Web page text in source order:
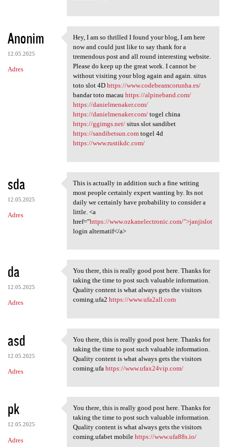
Anonim
12.05.2025
Adres
Hey, I am so thrilled I found
Hey, I am so thrilled I found your blog, I am here
now and could just like to say thank for a
tremendous post and all round interesting website.
Please do keep up the great work. I cannot be
without visiting your blog again and again. situs
toto slot 4D https://www.codebeamcorunha.es/
bandar toto macau https://alpineband.com/
https://danielmenaker.com/
https://danielmenaker.com/togel china
https://ggimgs.net/situs slot sandibet
https://sandibetsun.comtogel 4d
https://www.rustikdc.com/
sda
12.05.2025
Adres
This is actually in addition
This is actually in addition such a fine writing
most people certainly expert wanting by. Its not
daily we certainly have probability to consider a
little. <a
href="https://www.ozkanelectronic.com/">janjislot
login alternatif</a>
da
12.05.2025
Adres
You there, this is really
You there, this is really good post here. Thanks for
taking the time to post such valuable information.
Quality content is what always gets the visitors
coming.ufa2 https://www.ufa2all.com
asd
12.05.2025
Adres
You there, this is really
You there, this is really good post here. Thanks for
taking the time to post such valuable information.
Quality content is what always gets the visitors
coming.ufa https://www.ufax24vip.com/
pk
12.05.2025
Adres
You there, this is really
You there, this is really good post here. Thanks for
taking the time to post such valuable information.
Quality content is what always gets the visitors
coming.ufabet mobile https://www.ufa88s.io/